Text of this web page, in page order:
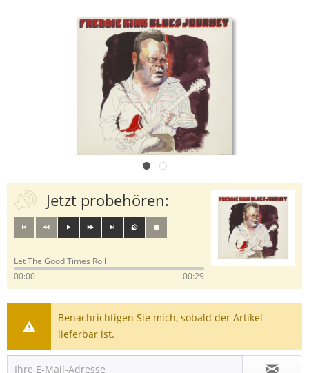
Jetzt probehören:
Let The Good Times Roll
00:00
00:29
Benachrichtigen Sie mich, sobald der Artikel
lieferbar ist.